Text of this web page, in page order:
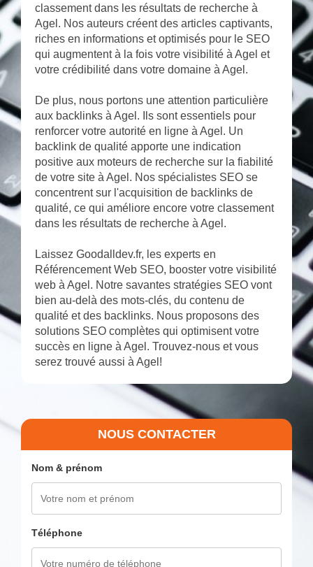
classement dans les résultats de recherche à
Agel. Nos auteurs créent des articles captivants,
riches en informations et optimisés pour le SEO
qui augmentent à la fois votre visibilité à Agel et
votre crédibilité dans votre domaine à Agel.
De plus, nous portons une attention particulière
aux backlinks à Agel. Ils sont essentiels pour
renforcer votre autorité en ligne à Agel. Un
backlink de qualité apporte une indication
positive aux moteurs de recherche sur la fiabilité
de votre site à Agel. Nos spécialistes SEO se
concentrent sur l'acquisition de backlinks de
qualité, ce qui améliore encore votre classement
dans les résultats de recherche à Agel.
Laissez Goodalldev.fr, les experts en
Référencement Web SEO, booster votre visibilité
web à Agel. Notre savantes stratégies SEO vont
bien au-delà des mots-clés, du contenu de
qualité et des backlinks. Nous proposons des
solutions SEO complètes qui optimisent votre
succès en ligne à Agel. Trouvez-nous et vous
serez trouvé aussi à Agel!
NOUS CONTACTER
Nom & prénom
Téléphone